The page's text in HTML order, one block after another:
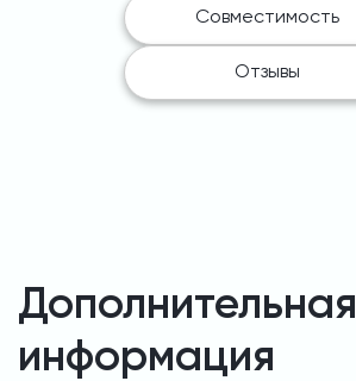
Совместимость
Отзывы
Дополнительная
информация